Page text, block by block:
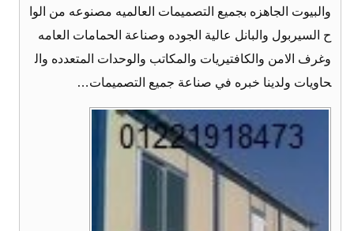
والبيوت الجاهزه بجميع التصميمات العالميه مصنوعه من الوا
ح السيربول والبانل عالية الجوده وصناعة الحمامات العامه
وغرف الامن والكافتيريات والمكاتب والوحدات المتعدده وال
حاويات ولدينا خبره في صناعة جميع التصميمات…